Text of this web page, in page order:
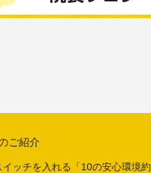
ご紹介
イッチを入れる「10の安心環境約